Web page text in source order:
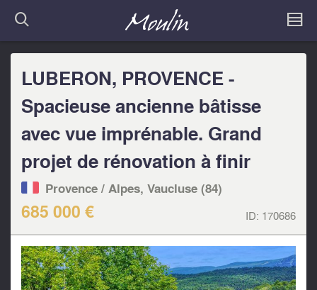
LUBERON, PROVENCE -
Spacieuse ancienne bâtisse
avec vue imprénable. Grand
projet de rénovation à finir
Provence / Alpes, Vaucluse (84)
685 000 € ID: 170686